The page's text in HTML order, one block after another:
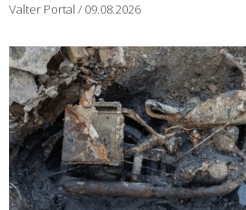
Valter Portal 09.08.2026